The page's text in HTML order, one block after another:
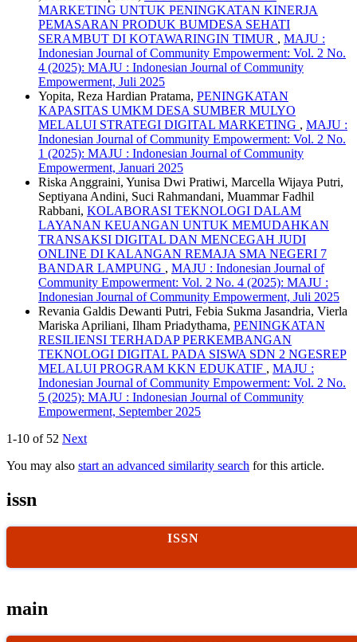
MARKETING UNTUK PENINGKATAN KINERJA
PEMASARAN PRODUK BUMDESA SEHATI
SERAMBUT DI KOTAWARINGIN TIMUR , MAJU :
Indonesian Journal of Community Empowerment: Vol. 2 No.
4 (2025): MAJU : Indonesian Journal of Community
Empowerment, Juli 2025
Yopita, Reza Hardian Pratama, PENINGKATAN
KAPASITAS UMKM DESA SUMBER MULYO
MELALUI STRATEGI DIGITAL MARKETING , MAJU :
Indonesian Journal of Community Empowerment: Vol. 2 No.
1 (2025): MAJU : Indonesian Journal of Community
Empowerment, Januari 2025
Riska Anggraini, Yunisa Dwi Pratiwi, Marcella Wijaya Putri,
Septiyana Andini, Suci Rahmandani, Muammar Fadhil
Rabbani, KOLABORASI TEKNOLOGI DALAM
LAYANAN KEUANGAN UNTUK MEMUDAHKAN
TRANSAKSI DIGITAL DAN MENCEGAH JUDI
ONLINE DI KALANGAN REMAJA SMA NEGERI 7
BANDAR LAMPUNG , MAJU : Indonesian Journal of
Community Empowerment: Vol. 2 No. 4 (2025): MAJU :
Indonesian Journal of Community Empowerment, Juli 2025
Revania Galdis Dewanti Putri, Febia Sukma Jasandria, Vierla
Mariska Apriliani, Ilham Priadythama, PENINGKATAN
RESILIENSI TERHADAP PERKEMBANGAN
TEKNOLOGI DIGITAL PADA SISWA SDN 2 NGESREP
MELALUI PROGRAM KKN EDUKATIF , MAJU :
Indonesian Journal of Community Empowerment: Vol. 2 No.
5 (2025): MAJU : Indonesian Journal of Community
Empowerment, September 2025
1-10 of 52 Next
You may also start an advanced similarity search for this article.
issn
ISSN
main